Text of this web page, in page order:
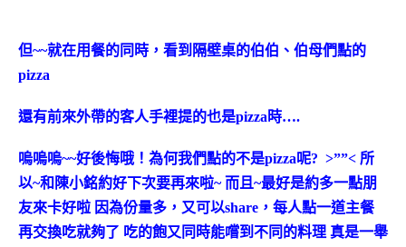
但~~就在用餐的同時，看到隔壁桌的伯伯、伯母們點的
pizza
還有前來外帶的客人手裡提的也是pizza時….
嗚嗚嗚~~好後悔哦！為何我們點的不是pizza呢? >””< 所
以~和陳小銘約好下次要再來啦~ 而且~最好是約多一點朋
友來卡好啦 因為份量多，又可以share，每人點一道主餐
再交換吃就夠了 吃的飽又同時能嚐到不同的料理 真是一舉